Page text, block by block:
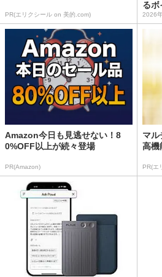
PR(エリクシール on 美的.com)
るボ
2026
Amazon今日も見逃せない！8
0%OFF以上が続々登場
PR(Amazon)
マル
高機
PR(エ